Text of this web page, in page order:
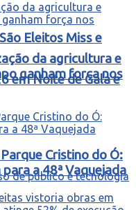
Eleitos Miss e
em Noite de Gala e
da agricultura e
ganham força nos
Cristino do Ó:
a 48ª Vaquejada